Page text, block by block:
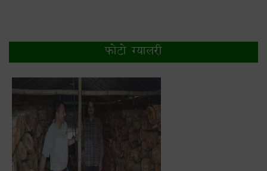
फोटो ग्यालरी